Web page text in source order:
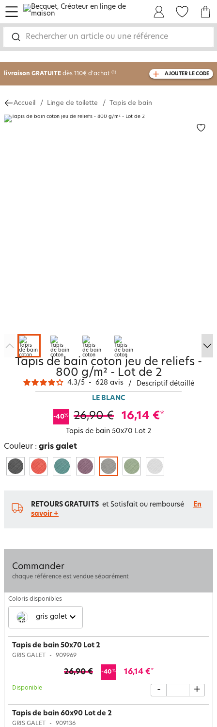
Rechercher un article ou une référence
menu
-30% sur votre commande
dès 2 articles
achetés
AJOUTER LE CODE
Accueil Linge de toilette Tapis de bain
Tapis de bain coton jeu de reliefs -
800 g/m² - Lot de 2
4.3/5 - 628 avis / Descriptif détaillé
LE BLANC
-40% 26,90 € 16,14 €*
Tapis de bain 50x70 Lot 2
Couleur : gris galet
RETOURS GRATUITS et Satisfait ou remboursé
En
savoir +
Commander
chaque référence est vendue séparément
Coloris disponibles
gris galet
Tapis de bain 50x70 Lot 2
GRIS GALET 909969
26,90 € -40% 16,14 €*
Disponible - +
Tapis de bain 60x90 Lot de 2
GRIS GALET 909136